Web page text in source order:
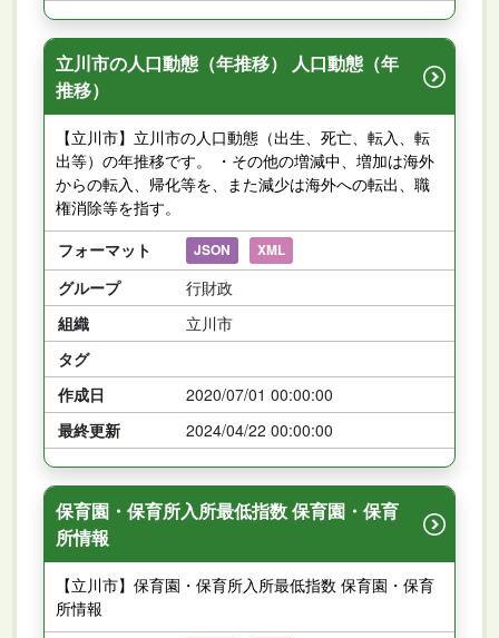
立川市の人口動態（年推移） 人口動態（年
推移）
【立川市】立川市の人口動態（出生、死亡、転入、転
出等）の年推移です。 ・その他の増減中、増加は海外
からの転入、帰化等を、また減少は海外への転出、職
権消除等を指す。
フォーマット
JSON XML
グループ
行財政
組織
立川市
タグ
作成日
2020/07/01 00:00:00
最終更新
2024/04/22 00:00:00
保育園・保育所入所最低指数 保育園・保育
所情報
【立川市】保育園・保育所入所最低指数 保育園・保育
所情報